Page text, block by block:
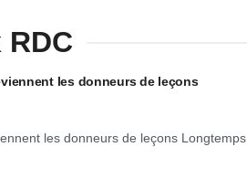
les donneurs de leçons
les donneurs de leçons Longtemps